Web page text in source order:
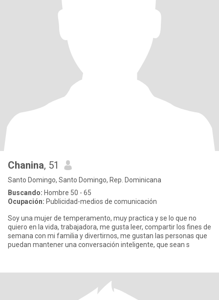
Chanina, 51
Santo Domingo, Santo Domingo, Rep. Dominicana
Buscando: Hombre 50 - 65
Ocupación: Publicidad-medios de comunicación
Soy una mujer de temperamento, muy practica y se lo que no
quiero en la vida, trabajadora, me gusta leer, compartir los fines de
semana con mi familia y divertirnos, me gustan las personas que
puedan mantener una conversación inteligente, que sean s